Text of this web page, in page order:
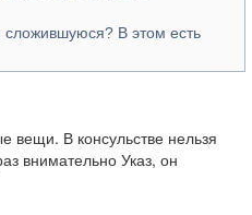
сложившуюся? В этом есть
вещи. В консульстве нельзя
внимательно Указ, он